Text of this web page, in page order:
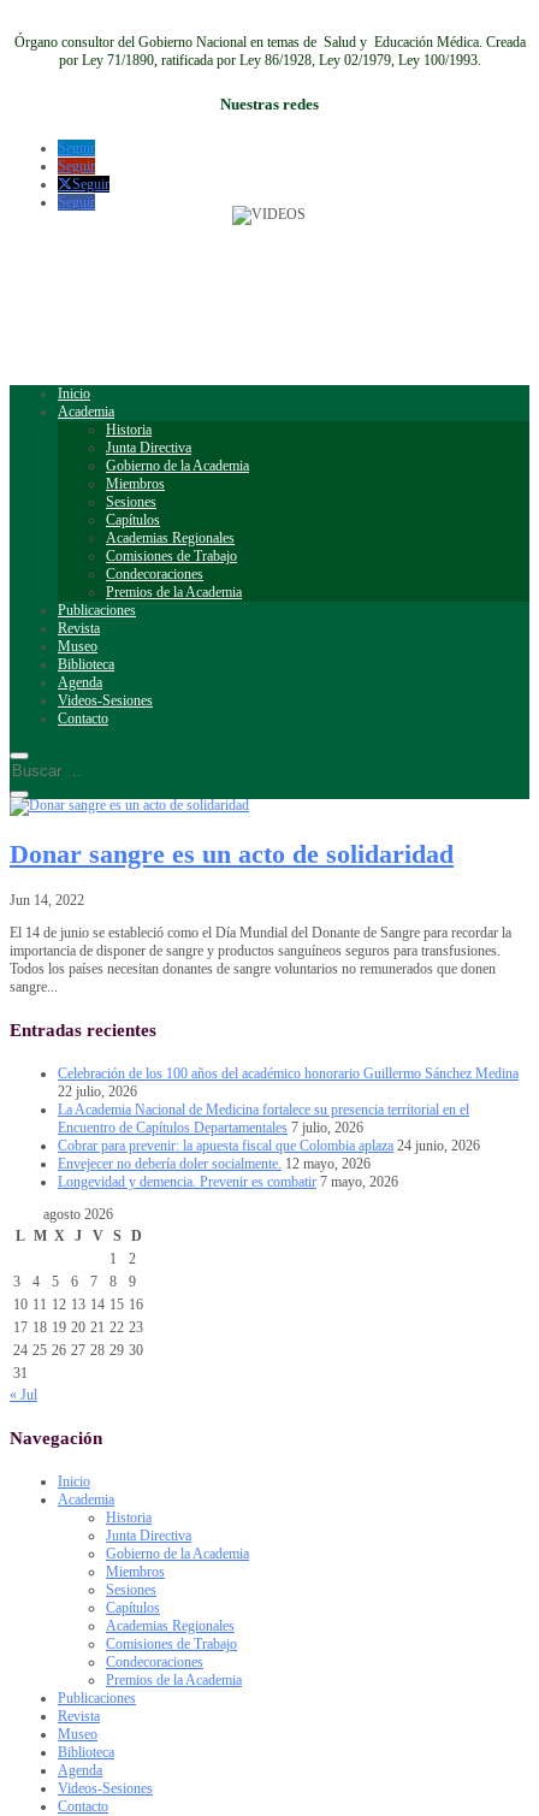
Órgano consultor del Gobierno Nacional en temas de Salud y Educación Médica. Creada
por Ley 71/1890, ratificada por Ley 86/1928, Ley 02/1979, Ley 100/1993.
Nuestras redes
Seguir
Seguir
Seguir
Seguir
Inicio
Academia
Historia
Junta Directiva
Gobierno de la Academia
Miembros
Sesiones
Capítulos
Academias Regionales
Comisiones de Trabajo
Condecoraciones
Premios de la Academia
Publicaciones
Revista
Museo
Biblioteca
Agenda
Videos-Sesiones
Contacto
Donar sangre es un acto de solidaridad
Jun 14, 2022
El 14 de junio se estableció como el Día Mundial del Donante de Sangre para recordar la
importancia de disponer de sangre y productos sanguíneos seguros para transfusiones.
Todos los países necesitan donantes de sangre voluntarios no remunerados que donen
sangre...
Entradas recientes
Celebración de los 100 años del académico honorario Guillermo Sánchez Medina
22 julio, 2026
La Academia Nacional de Medicina fortalece su presencia territorial en el
Encuentro de Capítulos Departamentales 7 julio, 2026
Cobrar para prevenir: la apuesta fiscal que Colombia aplaza 24 junio, 2026
Envejecer no debería doler socialmente. 12 mayo, 2026
Longevidad y demencia. Prevenir es combatir 7 mayo, 2026
agosto 2026
L M X J V S
D
1
2
3
4 5 6 7 8
9
10 11 12 13 14 15 16
17 18 19 20 21 22 23
24 25 26 27 28 29 30
31
« Jul
Navegación
Inicio
Academia
Historia
Junta Directiva
Gobierno de la Academia
Miembros
Sesiones
Capítulos
Academias Regionales
Comisiones de Trabajo
Condecoraciones
Premios de la Academia
Publicaciones
Revista
Museo
Biblioteca
Agenda
Videos-Sesiones
Contacto